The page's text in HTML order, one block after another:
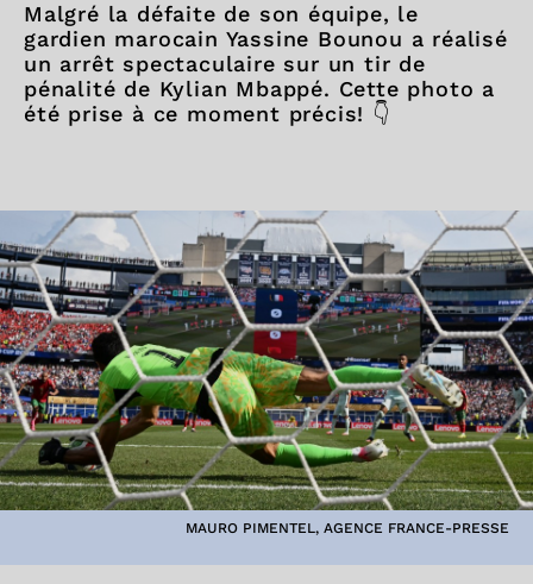
Malgré la défaite de son équipe, le
gardien marocain Yassine Bounou a réalisé
un arrêt spectaculaire sur un tir de
pénalité de Kylian Mbappé. Cette photo a
été prise à ce moment précis! 👇
MAURO PIMENTEL, AGENCE FRANCE-PRESSE